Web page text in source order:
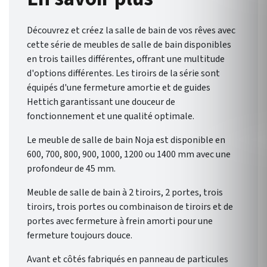
ressemble.
Découvrez et créez la salle de bain de vos rêves avec
cette série de meubles de salle de bain disponibles
en trois tailles différentes, offrant une multitude
d'options différentes. Les tiroirs de la série sont
équipés d'une fermeture amortie et de guides
Hettich garantissant une douceur de
fonctionnement et une qualité optimale.
Le meuble de salle de bain Noja est disponible en
600, 700, 800, 900, 1000, 1200 ou 1400 mm avec une
profondeur de 45 mm.
Meuble de salle de bain à 2 tiroirs, 2 portes, trois
tiroirs, trois portes ou combinaison de tiroirs et de
portes avec fermeture à frein amorti pour une
fermeture toujours douce.
Avant et côtés fabriqués en panneau de particules